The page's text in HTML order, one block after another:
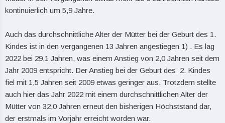
kontinuierlich um 5,9 Jahre.
Auch das durchschnittliche Alter der Mütter bei der Geburt des 1.
Kindes ist in den vergangenen 13 Jahren angestiegen 1) . Es lag
2022 bei 29,1 Jahren, was einem Anstieg von 2,0 Jahren seit dem
Jahr 2009 entspricht. Der Anstieg bei der Geburt des 2. Kindes
fiel mit 1,5 Jahren seit 2009 etwas geringer aus. Trotzdem stellte
auch hier das Jahr 2022 mit einem durchschnittlichen Alter der
Mütter von 32,0 Jahren erneut den bisherigen Höchststand dar,
der erstmals im Vorjahr erreicht worden war.